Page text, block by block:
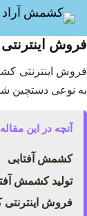
محتوا
فروش
فروش اینترنتی
به نوعی دستچین
آنچه در این
کشمش آفتابی
تولید کشمش
فروش